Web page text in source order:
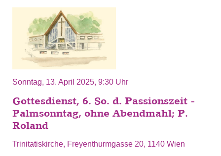
Sonntag, 13. April 2025, 9:30 Uhr
Gottesdienst, 6. So. d. Passionszeit -
Palmsonntag, ohne Abendmahl; P.
Roland
Trinitatiskirche, Freyenthurmgasse 20, 1140 Wien